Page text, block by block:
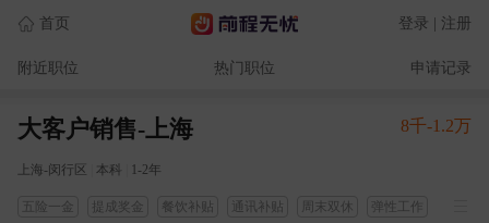
首页 登录 | 注册
附近职位 热门职位 申请记录
大客户销售-上海 8千-1.2万
上海-闵行区 本科 1-2年
五险一金 提成奖金 餐饮补贴 通讯补贴 周末双休
弹性工作